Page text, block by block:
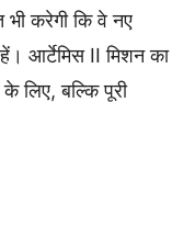
भी करेगी कि वे नए
आर्टेमिस II मिशन का
लिए, बल्कि पूरी